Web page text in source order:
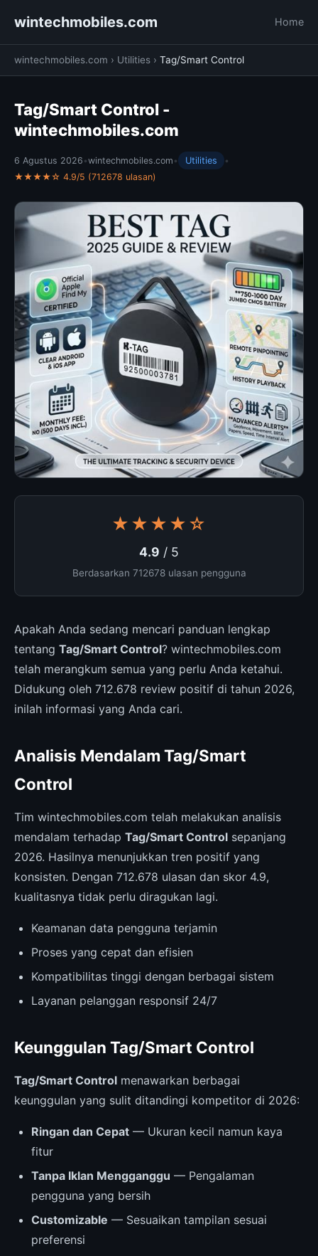
wintechmobiles.com Home
wintechmobiles.com › Utilities › Tag/Smart Control
Tag/Smart Control -
wintechmobiles.com
6 Agustus 2026 •wintechmobiles.com • Utilities
•
★★★★☆ 4.9/5 (712678 ulasan)
★★★★☆
4.9 / 5
Berdasarkan 712678 ulasan pengguna
Apakah Anda sedang mencari panduan lengkap
tentang Tag/Smart Control? wintechmobiles.com
telah merangkum semua yang perlu Anda ketahui.
Didukung oleh 712.678 review positif di tahun 2026,
inilah informasi yang Anda cari.
Analisis Mendalam Tag/Smart
Control
Tim wintechmobiles.com telah melakukan analisis
mendalam terhadap Tag/Smart Control sepanjang
2026. Hasilnya menunjukkan tren positif yang
konsisten. Dengan 712.678 ulasan dan skor 4.9,
kualitasnya tidak perlu diragukan lagi.
Keamanan data pengguna terjamin
Proses yang cepat dan efisien
Kompatibilitas tinggi dengan berbagai sistem
Layanan pelanggan responsif 24/7
Keunggulan Tag/Smart Control
Tag/Smart Control menawarkan berbagai
keunggulan yang sulit ditandingi kompetitor di 2026:
Ringan dan Cepat — Ukuran kecil namun kaya
fitur
Tanpa Iklan Mengganggu — Pengalaman
pengguna yang bersih
Customizable — Sesuaikan tampilan sesuai
preferensi